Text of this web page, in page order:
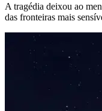
A tragédia deixou ao
das fronteiras mais